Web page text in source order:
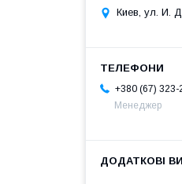
Киев, ул. И.
+380 (67) 323-
Менеджер